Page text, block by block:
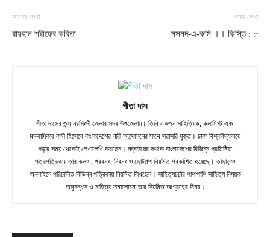
আগের লেখা
রায়হান শরীফের কবিতা
পরের লেখা
মসনদ-এ-রুমি ।। কিস্তি : ৮
গীতা দাস
গীতা দাসের জন্ম নরসিংদী জেলার সদর উপজেলায়। তিনি একজন সাহিত্যিক, কলামিস্ট এবং
মানবাধিকার কর্মী হিসেবে বাংলাদেশের নারী আন্দোলনের সাথে সরাসরি যুক্ত। ঢাকা বিশ্ববিদ্যালয়ে
পড়ার সময় থেকেই লেখালেখি করছেন। নব্বইয়ের দশকে বাংলাদেশের বিভিন্ন প্রতিষ্ঠিত
পত্রপত্রিকায় তার কলাম, প্রবন্ধ, নিবন্ধ ও ছোটগল্প নিয়মিত প্রকাশিত হয়েছে। তাছাড়াও
অনলাইনে পরিচালিত বিভিন্ন পত্রিকায় নিয়মিত লিখছেন। সাহিত্যচর্চার পাশাপাশি সাহিত্য বিষয়ক
অনুসন্ধান ও সাহিত্য সমালোচনা তার নিয়মিত আগ্রহের বিষয়।